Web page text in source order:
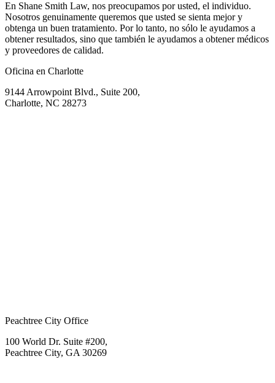
En Shane Smith Law, nos preocupamos por usted, el individuo.
Nosotros genuinamente queremos que usted se sienta mejor y
obtenga un buen tratamiento. Por lo tanto, no sólo le ayudamos a
obtener resultados, sino que también le ayudamos a obtener médicos
y proveedores de calidad.
Oficina en Charlotte
9144 Arrowpoint Blvd., Suite 200,
Charlotte, NC 28273
Peachtree City Office
100 World Dr. Suite #200,
Peachtree City, GA 30269